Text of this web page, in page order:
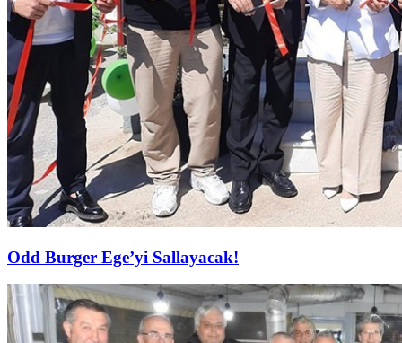
Odd Burger Ege’yi Sallayacak!